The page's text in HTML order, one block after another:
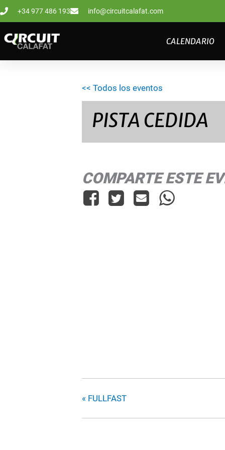
al
contenido
+34 977 486 193 info@circuitcalafat.com
CALENDARIO
<< Todos los eventos
PISTA CEDIDA
COMPARTE ESTE
« FULLFAST